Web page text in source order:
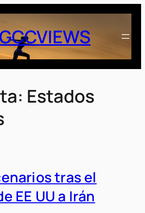
Estados
tras el
EE UU a Irán